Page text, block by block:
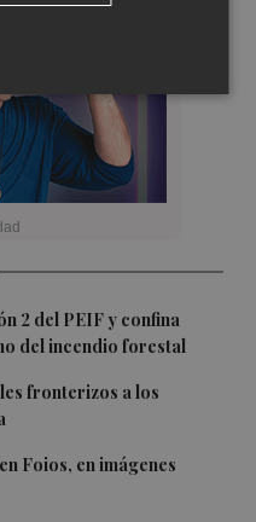
2 del PEIF y confina
del incendio forestal
fronterizos a los
Foios, en imágenes